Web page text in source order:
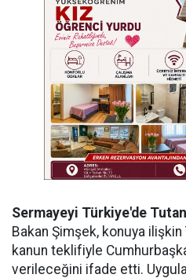
Sermayeyi Türkiye'de
Bakan Şimşek, konuya
kanun teklifiyle
verileceğini ifade etti.